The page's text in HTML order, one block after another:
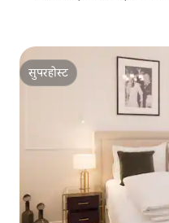
सुपरहोस्ट
सुपरहोस्ट